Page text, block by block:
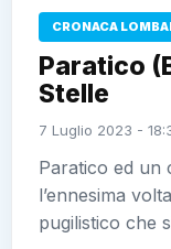
CRONACA
Paratico
Stelle
7 Luglio 2023 -
Paratico ed un
l’ennesima
pugilistico che